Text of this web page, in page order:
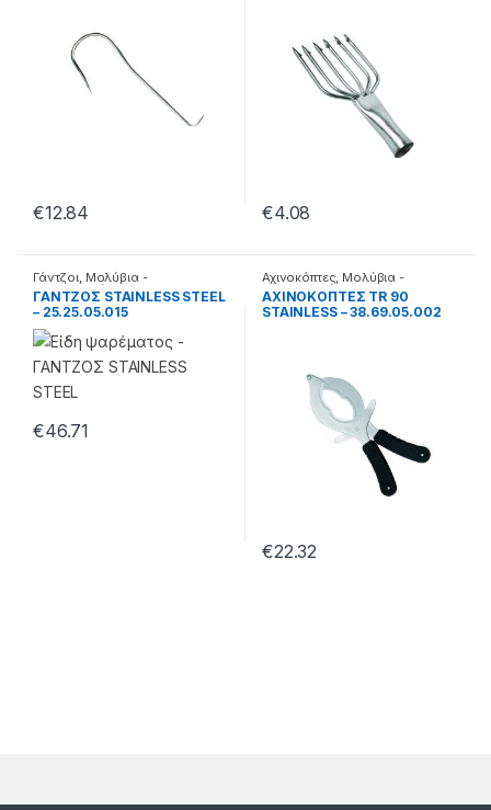
€12.84 €4.08
Γάντζοι Μολύβια -
Μαλαγρωτές
ΓΑΝΤΖΟΣ STAINLESS STEEL
– 25.25.05.015
€46.71
Αχινοκόπτες Μολύβια -
Μαλαγρωτές
ΑΧΙΝΟΚΟΠΤΕΣ TR 90
STAINLESS – 38.69.05.002
€22.32